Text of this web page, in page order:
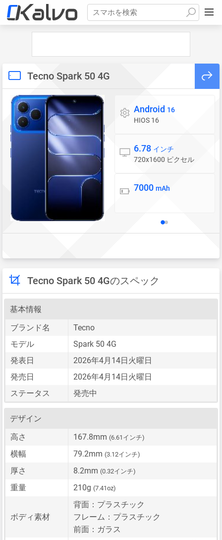
スマホを検索
Tecno Spark 50 4G
OS
Android 16
HIOS 16
ディスプレイ
6.78 インチ
720x1600 ピクセル
バッテリー
7000 mAh
Tecno Spark 50 4Gのスペック
基本情報
ブランド名
Tecno
モデル
Spark 50 4G
発表日
2026年4月14日火曜日
発売日
2026年4月14日火曜日
ステータス
発売中
デザイン
高さ
167.8mm (6.61インチ)
横幅 79.2mm (3.12インチ)
厚さ 8.2mm (0.32インチ)
重量 210g (7.41oz)
ボディ素材
背面：プラスチック
フレーム：プラスチック
前面：ガラス